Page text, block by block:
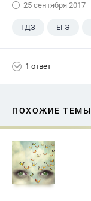
25 сентября 2017
ГДЗ ЕГЭ
1 ответ
ПОХОЖИЕ ТЕМЫ